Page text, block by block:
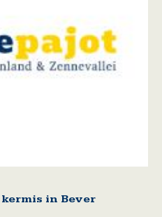
kermis in Bever